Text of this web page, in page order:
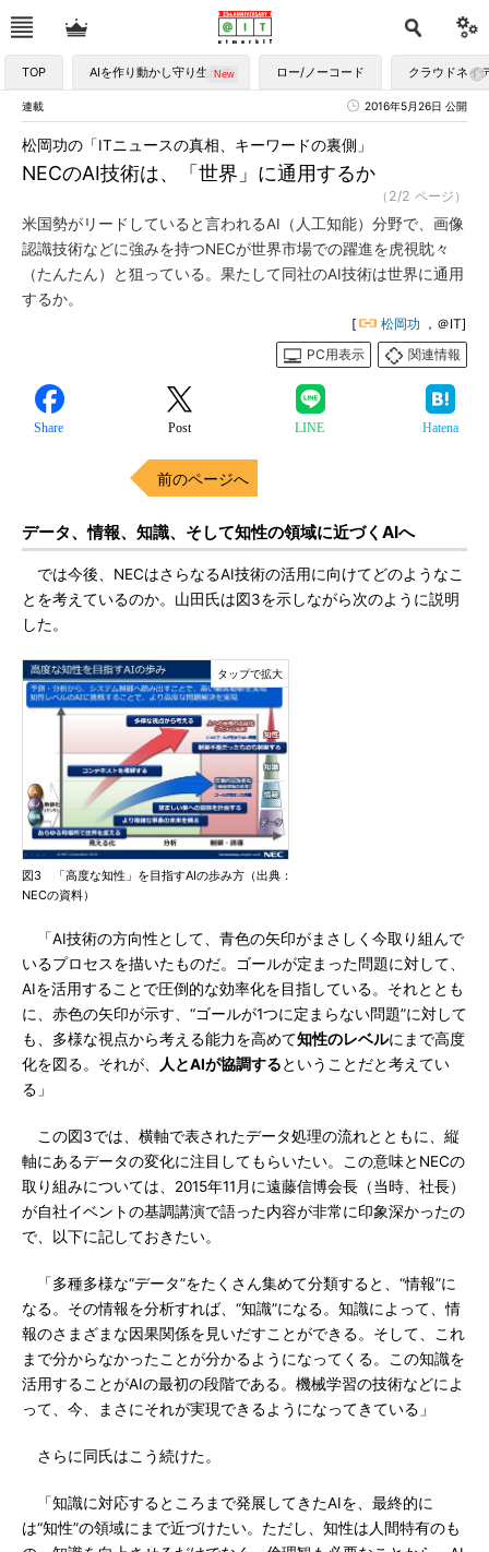
TOP AIを作り動かし守り生かす ロー/ノーコード クラウドネイ
連載 2016年5月26日 公開
NECのAI技術は、「世界」に通用するか
松岡功の「ITニュースの真相、キーワードの裏側」
（2/2 ページ）
米国勢がリードしていると言われるAI（人工知能）分野で、画像
認識技術などに強みを持つNECが世界市場での躍進を虎視眈々
（たんたん）と狙っている。果たして同社のAI技術は世界に通用
するか。
[ 松岡功 ，＠IT]
PC用表示
関連情報
Share Post LINE Hatena
前のページへ
データ、情報、知識、そして知性の領域に近づくAIへ
では今後、NECはさらなるAI技術の活用に向けてどのようなこ
とを考えているのか。山田氏は図3を示しながら次のように説明
した。
図3 「高度な知性」を目指すAIの歩み方（出典：
NECの資料）
「AI技術の方向性として、青色の矢印がまさしく今取り組んで
いるプロセスを描いたものだ。ゴールが定まった問題に対して、
AIを活用することで圧倒的な効率化を目指している。それととも
に、赤色の矢印が示す、“ゴールが1つに定まらない問題”に対して
も、多様な視点から考える能力を高めて知性のレベルにまで高度
化を図る。それが、
人とAIが協調するということだと考えてい
る」
この図3では、横軸で表されたデータ処理の流れとともに、縦
軸にあるデータの変化に注目してもらいたい。この意味とNECの
取り組みについては、2015年11月に遠藤信博会長（当時、社長）
が自社イベントの基調講演で語った内容が非常に印象深かったの
で、以下に記しておきたい。
「多種多様な“データ”をたくさん集めて分類すると、“情報”に
なる。その情報を分析すれば、“知識”になる。知識によって、情
報のさまざまな因果関係を見いだすことができる。そして、これ
まで分からなかったことが分かるようになってくる。この知識を
活用することがAIの最初の段階である。機械学習の技術などによ
って、今、まさにそれが実現できるようになってきている」
さらに同氏はこう続けた。
「知識に対応するところまで発展してきたAIを、最終的に
は“知性”の領域にまで近づけたい。ただし、知性は人間特有のも